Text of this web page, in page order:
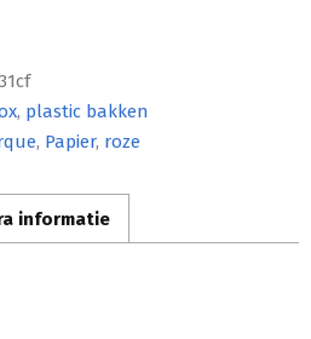
, plastic bakken
, Papier, roze
informatie